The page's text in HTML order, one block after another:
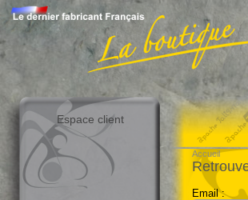
Espace client
Accueil
Email :